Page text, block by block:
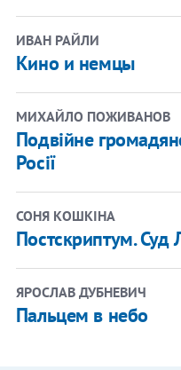
ИВАН РАЙЛИ
Кино и немцы
МИХАЙЛО ПОЖИВАНОВ
Подвійне
Росії
СОНЯ КОШКІНА
Постскриптум. Суд
ЯРОСЛАВ ДУБНЕВИЧ
Пальцем в небо